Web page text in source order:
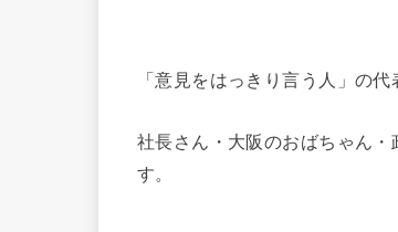
「意見をはっきり言う人」の
社長さん・大阪のおばちゃん
す。